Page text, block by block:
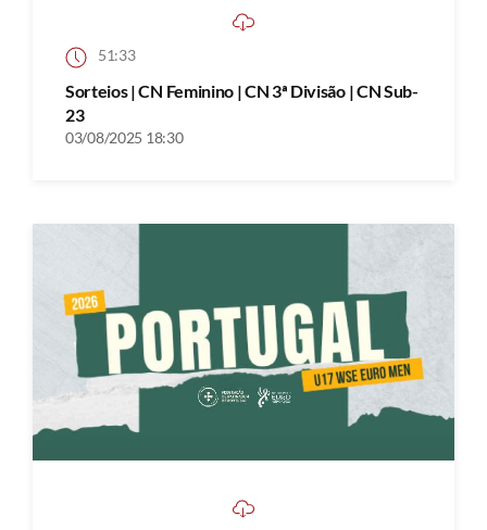
51:33
Sorteios | CN Feminino | CN 3ª Divisão | CN Sub-
23
03/08/2025 18:30